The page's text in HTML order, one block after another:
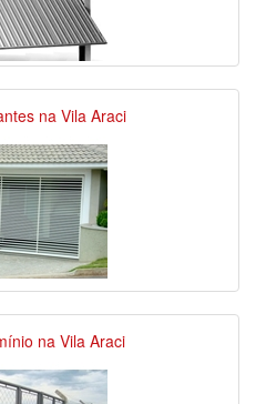
na Vila Araci
na Vila Araci